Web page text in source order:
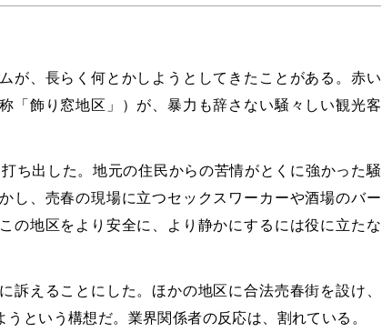
が、長らく何とかしようとしてきたことがある。赤い
「飾り窓地区」）が、暴力も辞さない騒々しい観光客
ち出した。地元の住民からの苦情がとくに強かった騒
し、売春の現場に立つセックスワーカーや酒場のバー
の地区をより安全に、より静かにするには役に立たな
訴えることにした。ほかの地区に合法売春街を設け、
という構想だ。業界関係者の反応は、割れている 。